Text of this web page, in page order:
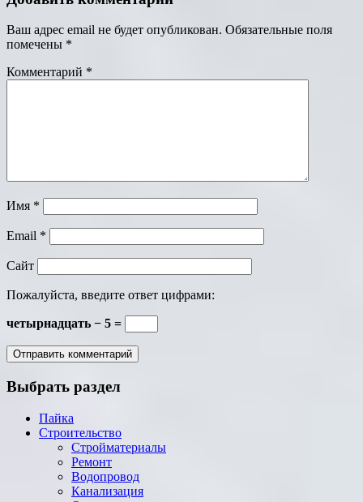
Ваш адрес email не будет опубликован. Обязательные поля
помечены *
Комментарий *
Имя *
Email *
Сайт
Пожалуйста, введите ответ цифрами:
четырнадцать − 5 =
Выбрать раздел
Пайка
Строительство
Стройматериалы
Ремонт
Водопровод
Канализация